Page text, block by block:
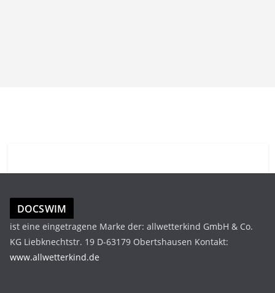
DOCSWIM
ist eine eingetragene Marke der: allwetterkind GmbH & Co.
KG Liebknechtstr. 19 D-63179 Obertshausen Kontakt:
www.allwetterkind.de